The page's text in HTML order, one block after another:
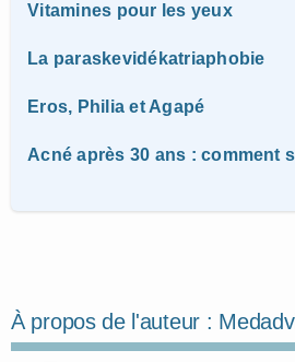
Vitamines pour les yeux
La paraskevidékatriaphobie
Eros, Philia et Agapé
Acné après 30 ans : comment
À propos de l'auteur :